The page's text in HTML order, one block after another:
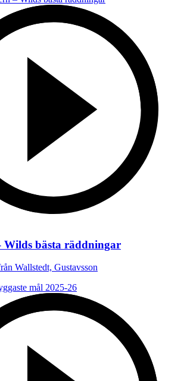
Wilds bästa räddningar
Wallstedt, Gustavsson